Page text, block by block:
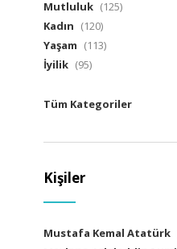
Mutluluk (125)
Kadın (120)
Yaşam (113)
İyilik (95)
Tüm Kategoriler
Kişiler
Mustafa Kemal Atatürk